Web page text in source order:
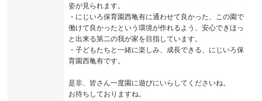
姿が見られます。
・にじいろ保育園西亀有に通わせて良かった、この園で
働けて良かったという環境が作れるよう、安心できほっ
と出来る第二の我が家を目指しています。
・子どもたちと一緒に楽しみ、成長できる、にじいろ保
育園西亀有です。
是非、皆さん一度園に遊びにいらしてくださいね。
お待ちしておりますね。